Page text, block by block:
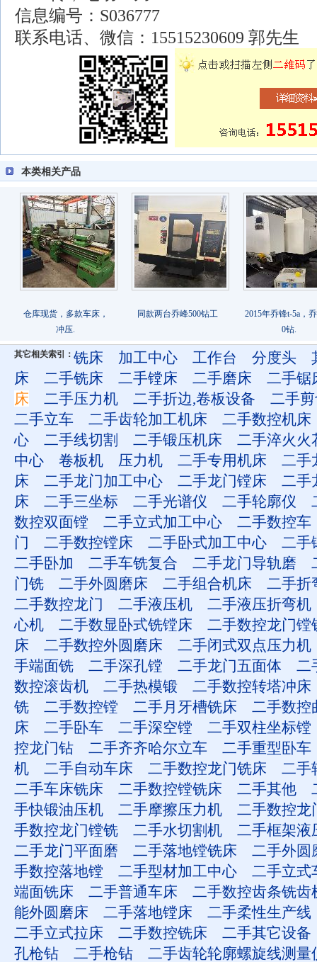
信息编号：S036777
联系电话、微信：15515230609 郭先生
本类相关产品
仓库现货，多款车床，
冲压.
同款两台乔峰500钻工
2015年乔锋t-5a，
0钻.
其它相关索引： 铣床 加工中心 工作台 分度头
床
二手铣床 二手镗床 二手磨床
二手锯
床
二手压力机 二手折边,卷板设备
二手
二手立车
二手齿轮加工机床
二手数控机床
心
二手线切割 二手锻压机床
二手淬火火
中心
卷板机 压力机 二手专用机床
二手
床
二手龙门加工中心 二手龙门镗床
二手
床
二手三坐标 二手光谱仪 二手轮廓仪
数控双面镗
二手立式加工中心
二手数控车
门
二手数控镗床 二手卧式加工中心
二手
二手卧加
二手车铣复合 二手龙门导轨磨
门铣
二手外圆磨床 二手组合机床
二手折
二手数控龙门
二手液压机
二手液压折弯机
心机
二手数显卧式铣镗床
二手数控龙门镗
床
二手数控外圆磨床
二手闭式双点压力机
手端面铣
二手深孔镗 二手龙门五面体
二
数控滚齿机
二手热模锻
二手数控转塔冲床
铣
二手数控镗 二手月牙槽铣床
二手数控
床
二手卧车 二手深空镗
二手双柱坐标镗
控龙门钻
二手齐齐哈尔立车
二手重型卧车
机
二手自动车床 二手数控龙门铣床
二手
二手车床铣床
二手数控镗铣床 二手其他
手快锻油压机
二手摩擦压力机
二手数控龙
手数控龙门镗铣
二手水切割机
二手框架液
二手龙门平面磨
二手落地镗铣床
二手外圆
手数控落地镗
二手型材加工中心
二手立式
端面铣床
二手普通车床
二手数控齿条铣齿
能外圆磨床
二手落地镗床
二手柔性生产线
二手立式拉床
二手数控铣床
二手其它设备
孔枪钻
二手枪钻
二手齿轮轮廓螺旋线测量